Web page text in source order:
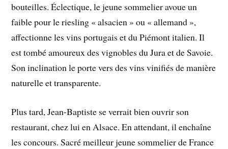
bouteilles. Éclectique, le jeune sommelier avoue un
faible pour le riesling « alsacien » ou « allemand »,
affectionne les vins portugais et du Piémont italien. Il
est tombé amoureux des vignobles du Jura et de Savoie.
Son inclination le porte vers des vins vinifiés de manière
naturelle et transparente.
Plus tard, Jean-Baptiste se verrait bien ouvrir son
restaurant, chez lui en Alsace. En attendant, il enchaîne
les concours. Sacré meilleur jeune sommelier de France